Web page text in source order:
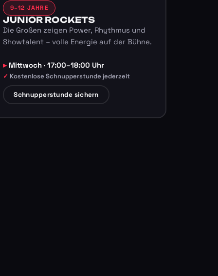
9–12 JAHRE
JUNIOR ROCKETS
Die Großen zeigen Power, Rhythmus und
Showtalent – volle Energie auf der Bühne.
Mittwoch · 17:00–18:00 Uhr
Kostenlose Schnupperstunde jederzeit
Schnupperstunde sichern